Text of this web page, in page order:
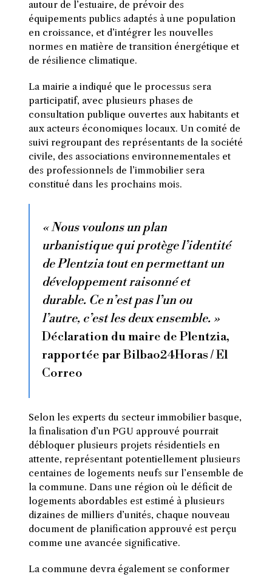
autour de l’estuaire, de prévoir des
équipements publics adaptés à une population
en croissance, et d’intégrer les nouvelles
normes en matière de transition énergétique et
de résilience climatique.
La mairie a indiqué que le processus sera
participatif, avec plusieurs phases de
consultation publique ouvertes aux habitants et
aux acteurs économiques locaux. Un comité de
suivi regroupant des représentants de la société
civile, des associations environnementales et
des professionnels de l’immobilier sera
constitué dans les prochains mois.
« Nous voulons un plan
urbanistique qui protège l’identité
de Plentzia tout en permettant un
développement raisonné et
durable. Ce n’est pas l’un ou
l’autre, c’est les deux ensemble. »
Déclaration du maire de Plentzia,
rapportée par Bilbao24Horas / El
Correo
Selon les experts du secteur immobilier basque,
la finalisation d’un PGU approuvé pourrait
débloquer plusieurs projets résidentiels en
attente, représentant potentiellement plusieurs
centaines de logements neufs sur l’ensemble de
la commune. Dans une région où le déficit de
logements abordables est estimé à plusieurs
dizaines de milliers d’unités, chaque nouveau
document de planification approuvé est perçu
comme une avancée significative.
La commune devra également se conformer